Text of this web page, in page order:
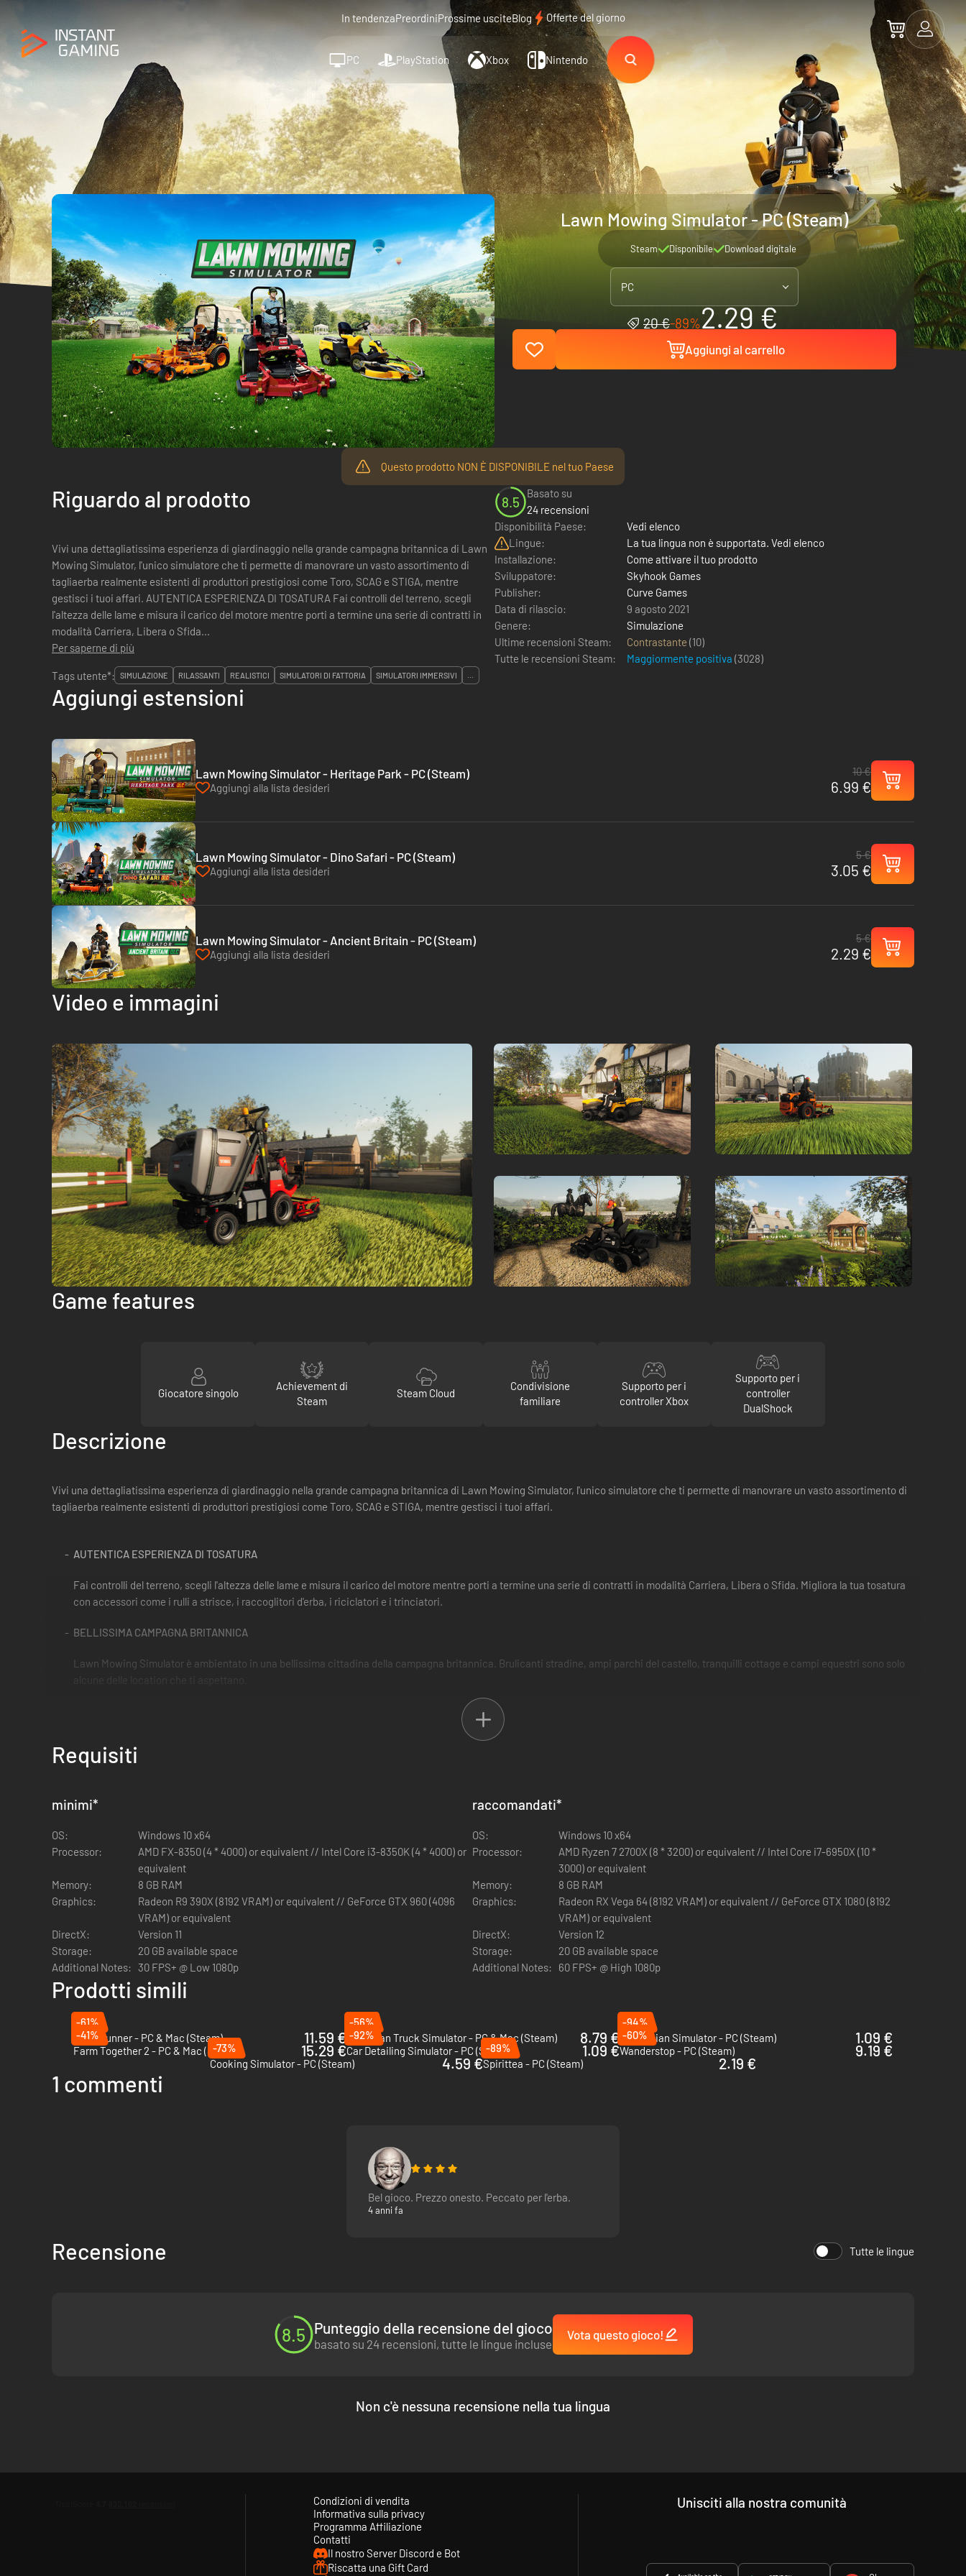
In tendenzaPreordiniProssime usciteBlog Offerte del giorno
PC PlayStation Xbox Nintendo
Lawn Mowing Simulator - PC (Steam)
Steam Disponibile Download digitale
PC
20 €-89%2.29 €
Aggiungi al carrello
Questo prodotto NON È DISPONIBILE nel tuo Paese
Riguardo al prodotto
Vivi una dettagliatissima esperienza di giardinaggio nella grande campagna britannica di Lawn
Mowing Simulator, l'unico simulatore che ti permette di manovrare un vasto assortimento di
tagliaerba realmente esistenti di produttori prestigiosi come Toro, SCAG e STIGA, mentre
gestisci i tuoi affari. AUTENTICA ESPERIENZA DI TOSATURA Fai controlli del terreno, scegli
l'altezza delle lame e misura il carico del motore mentre porti a termine una serie di contratti in
modalità Carriera, Libera o Sfida...
Per saperne di più
8.5
Basato su
24 recensioni
Disponibilità Paese:
Vedi elenco
Lingue:
La tua lingua non è supportata. Vedi elenco
Installazione:
Come attivare il tuo prodotto
Sviluppatore:
Skyhook Games
Publisher:
Curve Games
Data di rilascio:
9 agosto 2021
Genere:
Simulazione
Ultime recensioni Steam:
Contrastante (10)
Tutte le recensioni Steam:
Maggiormente positiva (3028)
Tags utente*:
SIMULAZIONE RILASSANTI REALISTICI SIMULATORI DI FATTORIA SIMULATORI IMMERSIVI ...
Aggiungi estensioni
Lawn Mowing Simulator - Heritage Park - PC (Steam)
Aggiungi alla lista desideri
10 €
6.99 €
Lawn Mowing Simulator - Dino Safari - PC (Steam)
Aggiungi alla lista desideri
5 €
3.05 €
Lawn Mowing Simulator - Ancient Britain - PC (Steam)
Aggiungi alla lista desideri
5 €
2.29 €
Video e immagini
Game features
Giocatore singolo
Achievement di
Steam
Steam Cloud
Condivisione
familiare
Supporto per i
controller Xbox
Supporto per i
controller
DualShock
Descrizione
Vivi una dettagliatissima esperienza di giardinaggio nella grande campagna britannica di Lawn Mowing Simulator, l'unico simulatore che ti permette di manovrare un vasto assortimento di
tagliaerba realmente esistenti di produttori prestigiosi come Toro, SCAG e STIGA, mentre gestisci i tuoi affari.
AUTENTICA ESPERIENZA DI TOSATURA
Fai controlli del terreno, scegli l'altezza delle lame e misura il carico del motore mentre porti a termine una serie di contratti in modalità Carriera, Libera o Sfida. Migliora la tua tosatura
con accessori come i rulli a strisce, i raccoglitori d'erba, i riciclatori e i trinciatori.
BELLISSIMA CAMPAGNA BRITANNICA
Lawn Mowing Simulator è ambientato in una bellissima cittadina della campagna britannica. Brulicanti stradine, ampi parchi del castello, tranquilli cottage e campi equestri sono solo
I mezzi Toro, SCAG e STIGA sono accuratamente ricreati in Lawn Mowing Simulator, sia esteticamente che fisicamente. Il gioco base fornisce 12 tagliaerba, caratterizzati dalle proprie
sfide, accessori e miglioramenti.
Requisiti
minimi*
OS:
Windows 10 x64
Processor:
AMD FX-8350 (4 * 4000) or equivalent // Intel Core i3-8350K (4 * 4000) or
equivalent
Memory:
8 GB RAM
Graphics:
Radeon R9 390X (8192 VRAM) or equivalent // GeForce GTX 960 (4096
VRAM) or equivalent
DirectX:
Version 11
Storage:
20 GB available space
Additional Notes:
30 FPS+ @ Low 1080p
raccomandati*
OS:
Windows 10 x64
Processor:
AMD Ryzen 7 2700X (8 * 3200) or equivalent // Intel Core i7-6950X (10 *
3000) or equivalent
Memory:
8 GB RAM
Graphics:
Radeon RX Vega 64 (8192 VRAM) or equivalent // GeForce GTX 1080 (8192
VRAM) or equivalent
DirectX:
Version 12
Storage:
20 GB available space
Additional Notes:
60 FPS+ @ High 1080p
Prodotti simili
-61%
SnowRunner - PC & Mac (Steam)
11.59 €
-56%
American Truck Simulator - PC & Mac (Steam)
8.79 €
-94%
Electrician Simulator - PC (Steam)
1.09 €
-41%
Farm Together 2 - PC & Mac (Steam)
15.29 €
-92%
Car Detailing Simulator - PC (Steam)
1.09 €
-60%
Wanderstop - PC (Steam)
9.19 €
-73%
Cooking Simulator - PC (Steam)
4.59 €
-89%
Spirittea - PC (Steam)
2.19 €
1 commenti
Bel gioco. Prezzo onesto. Peccato per l'erba.
4 anni fa
Recensione Tutte le lingue
8.5 Punteggio della recensione del gioco
basato su 24 recensioni, tutte le lingue incluse
Vota questo gioco!
Non c'è nessuna recensione nella tua lingua
Condizioni di vendita
Informativa sulla privacy
Programma Affiliazione
Contatti
Il nostro Server Discord e Bot
Riscatta una Gift Card
Unisciti alla nostra comunità